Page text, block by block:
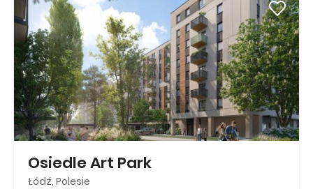
Osiedle Art Park
Łódź, Polesie